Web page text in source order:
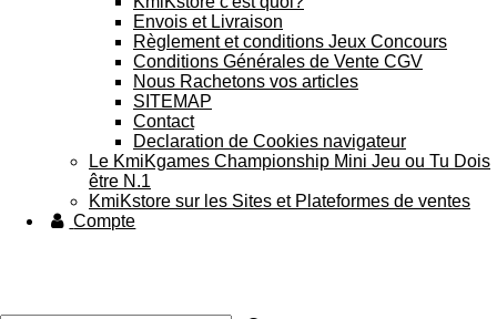
Envois et Livraison
Règlement et conditions Jeux Concours
Conditions Générales de Vente CGV
Nous Rachetons vos articles
SITEMAP
Contact
Declaration de Cookies navigateur
Le KmiKgames Championship Mini Jeu ou Tu Dois
être N.1
KmiKstore sur les Sites et Plateformes de ventes
Compte